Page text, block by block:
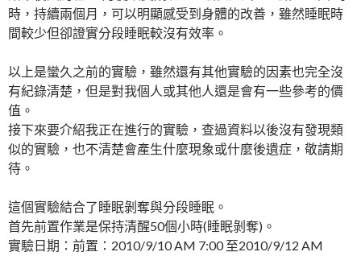
時，持續兩個月，可以明顯感受到身體的改善，雖然睡眠時
間較少但卻證實分段睡眠較沒有效率。
以上是蠻久之前的實驗，雖然還有其他實驗的因素也完全沒
有紀錄清楚，但是對我個人或其他人還是會有一些參考的價
值。
接下來要介紹我正在進行的實驗，查過資料以後沒有發現類
似的實驗，也不清楚會產生什麼現象或什麼後遺症，敬請期
待。
這個實驗結合了睡眠剝奪與分段睡眠。
首先前置作業是保持清醒50個小時(睡眠剝奪)。
實驗日期：前置：2010/9/10 AM 7:00 至2010/9/12 AM